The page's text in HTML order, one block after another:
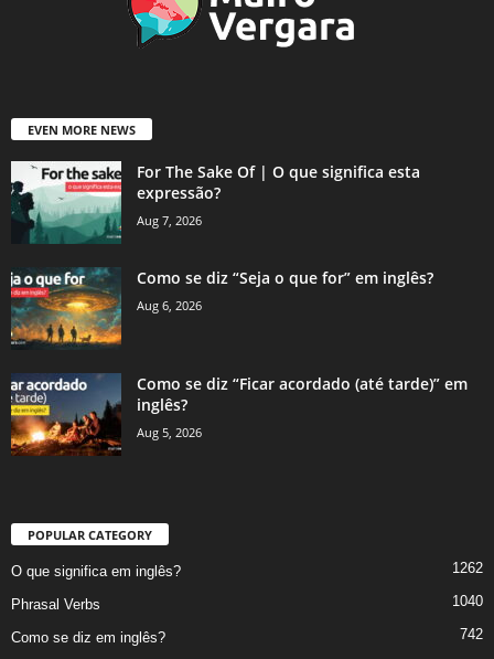
EVEN MORE NEWS
For The Sake Of | O que significa esta
expressão?
Aug 7, 2026
Como se diz “Seja o que for” em inglês?
Aug 6, 2026
Como se diz “Ficar acordado (até tarde)” em
inglês?
Aug 5, 2026
POPULAR CATEGORY
O que significa em inglês? 1262
Phrasal Verbs 1040
Como se diz em inglês?
742